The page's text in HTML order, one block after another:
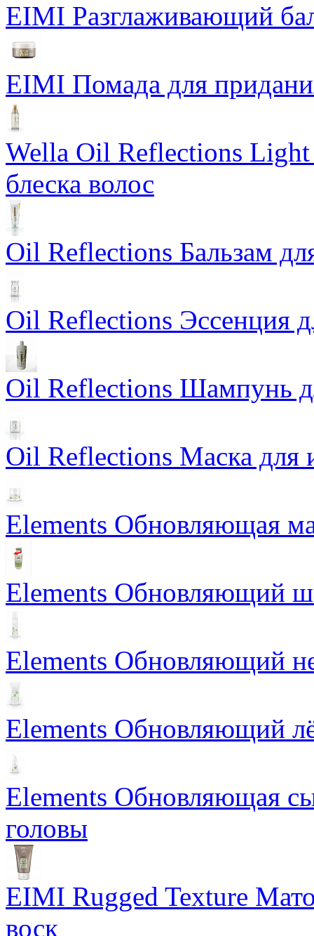
EIMI Разглаживающий
EIMI Помада для
Wella Oil Reflections
блеска волос
Oil Reflections Бальзам
Oil Reflections Эссенция
Oil Reflections Шампунь
Oil Reflections Маска для
Elements Обновляющая
Elements Обновляющий
Elements Обновляющий
Elements Обновляющий
Elements Обновляющая
головы
EIMI Rugged Texture
воск